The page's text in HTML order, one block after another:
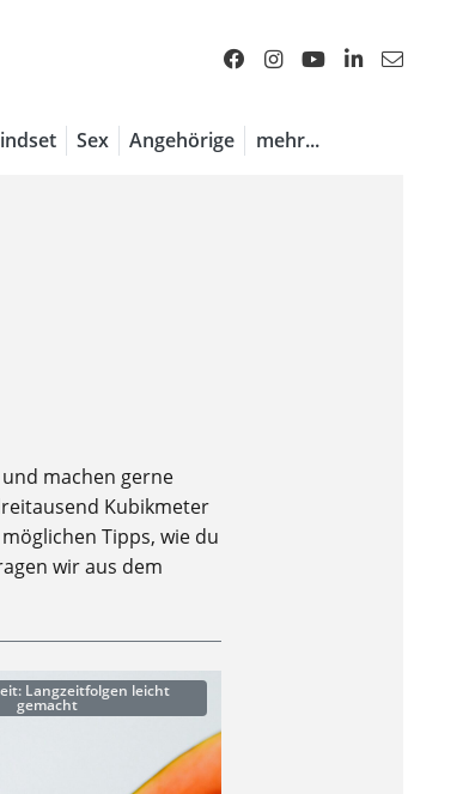
Sex Angehörige mehr...
machen gerne
Kubikmeter
Tipps, wie du
wir aus dem
Langzeitfolgen leicht
gemacht